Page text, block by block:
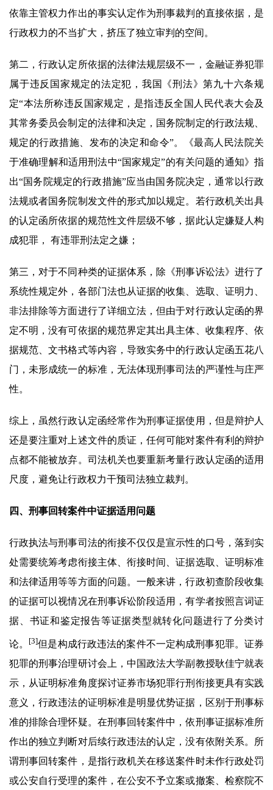
依靠主管权力作出的事实认定作为刑事裁判的直接依据，是
行政权力的不当扩大，挤压了独立审判的空间。
第二，行政认定所依据的法律法规层级不一，金融证券犯罪
属于违反国家规定的法定犯，我国《刑法》第九十六条规
定“本法所称违反国家规定，是指违反全国人民代表大会及
其常务委员会制定的法律和决定，国务院制定的行政法规、
规定的行政措施、发布的决定和命令”。《最高人民法院关
于准确理解和适用刑法中“国家规定”的有关问题的通知》指
出“国务院规定的行政措施”应当由国务院决定，通常以行政
法规或者国务院制发文件的形式加以规定。若行政机关出具
的认定函所依据的规范性文件层级不够，据此认定嫌疑人构
成犯罪， 有违罪刑法定之嫌；
第三，对于不同种类的证据体系，除《刑事诉讼法》进行了
系统性规定外，各部门法也从证据的收集、选取、证明力、
非法排除等方面进行了详细立法，但由于对行政认定函的界
定不明，没有可依据的规范界定其出具主体、收集程序、依
据规范、文书格式等内容，导致实务中的行政认定函五花八
门，未形成统一的标准，无法体现刑事司法的严谨性与庄严
性。
综上，虽然行政认定函经常作为刑事证据使用，但是辩护人
还是要注重对上述文件的质证，任何可能对案件有利的辩护
点都不能被放弃。司法机关也要重新考量行政认定函的适用
尺度，避免让行政权力干预司法独立裁判。
四、刑事回转案件中证据适用问题
行政执法与刑事司法的衔接不仅仅是宣示性的口号，落到实
处需要统筹考虑衔接主体、衔接时间、证据选取、证明标准
和法律适用等等方面的问题。一般来讲，行政初查阶段收集
的证据可以视情况在刑事诉讼阶段适用，有学者按照言词证
据、书证和鉴定报告等证据类型就转化问题进行了分类讨
论。 [3]但是构成行政违法的案件不一定构成刑事犯罪。证券
犯罪的刑事治理研讨会上，中国政法大学副教授耿佳宁就表
示，从证明标准角度探讨证券市场犯罪行刑衔接更具有实践
意义，行政违法的证明标准是明显优势证据，区别于刑事标
准的排除合理怀疑。在刑事回转案件中，依刑事证据标准所
作出的独立判断对后续行政违法的认定，没有依附关系。所
谓刑事回转案件，是指行政机关在移送案件时未作行政处罚
或公安自行受理的案件，在公安不予立案或撤案、检察院不